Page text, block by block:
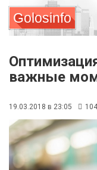
Golosinfo
важные
19.03.2018 в 23:05